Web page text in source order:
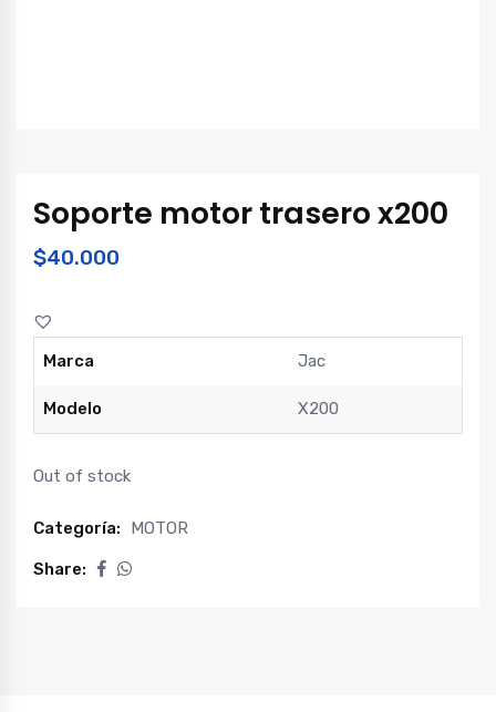
Soporte motor trasero x200
$40.000
Marca Jac
Modelo X200
Out of stock
Categoría: MOTOR
Share: